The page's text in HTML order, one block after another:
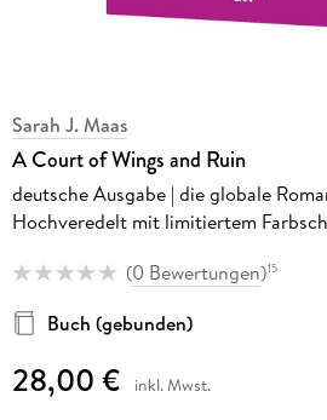
Sarah J. Maas
A Court of Wings and Ruin
deutsche Ausgabe | die globale
Hochveredelt mit limitiertem
(0 Bewertungen)15
Buch (gebunden)
28,00 € inkl. Mwst.